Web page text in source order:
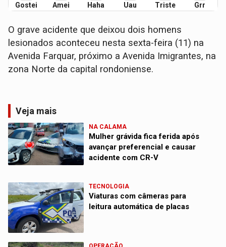
Gostei Amei Haha Uau Triste Grr
O grave acidente que deixou dois homens
lesionados aconteceu nesta sexta-feira (11) na
Avenida Farquar, próximo a Avenida Imigrantes, na
zona Norte da capital rondoniense.
Veja mais
NA CALAMA
Mulher grávida fica ferida após
avançar preferencial e causar
acidente com CR-V
TECNOLOGIA
Viaturas com câmeras para
leitura automática de placas